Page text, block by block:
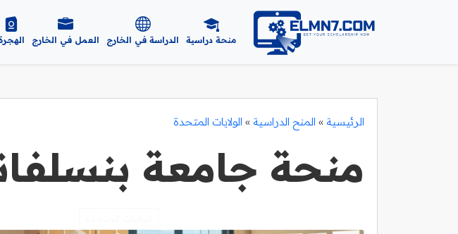
منحة دراسية الدراسة في الخارج العمل في الخارج
الرئيسية » المنح الدراسية » الولايات المتحدة
منحة جامعة